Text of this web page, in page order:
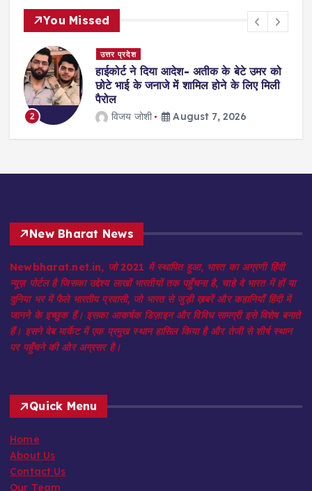
You Missed
2
उत्तर प्रदेश
हाईकोर्ट ने दिया आदेश- अतीक के बेटे उमर को
छोटे भाई के जनाजे में शामिल होने के लिए मिली
पैरोल
विजय जोशी August 7, 2026
New Bharat News
Newbharat.net.in, जो 2021 में स्थापित हुआ, भारत का अग्रणी हिंदी
न्यूज़ पोर्टल है जिसका उद्देश्य लाखों भारतीयों तक पहुँचना है, चाहे वे भारत में हों या
दुनिया भर में फैले भारतीय प्रवासी, जो भारत से जुड़ी ख़बरें और कहानियाँ हिंदी में
जानने के इच्छुक हैं। इसका आकर्षक डिज़ाइन और विविध सामग्री इसे विशेष बनाते
हैं। इसने वेब मार्केट में एक प्रमुख स्थान हासिल किया है और तेजी से शीर्ष स्थान
पर पहुँचने की ओर अग्रसर है।
Quick Menu
Home
About Us
Contact Us
Our Team